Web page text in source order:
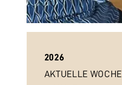
2026
AKTUELLE WOCHE